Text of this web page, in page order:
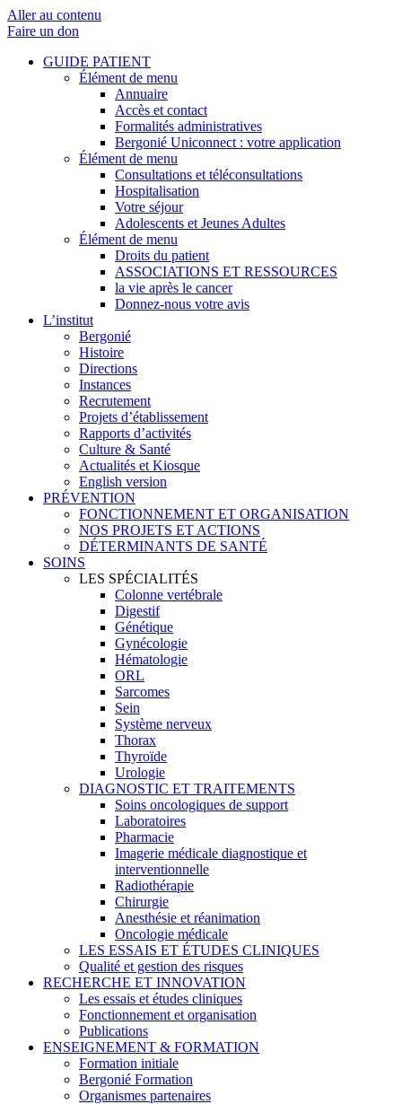
Aller au contenu
Faire un don
GUIDE PATIENT
Élément de menu
Annuaire
Accès et contact
Formalités administratives
Bergonié Uniconnect : votre application
Élément de menu
Consultations et téléconsultations
Hospitalisation
Votre séjour
Adolescents et Jeunes Adultes
Élément de menu
Droits du patient
ASSOCIATIONS ET RESSOURCES
la vie après le cancer
Donnez-nous votre avis
L’institut
Bergonié
Histoire
Directions
Instances
Recrutement
Projets d’établissement
Rapports d’activités
Culture & Santé
Actualités et Kiosque
English version
PRÉVENTION
FONCTIONNEMENT ET ORGANISATION
NOS PROJETS ET ACTIONS
DÉTERMINANTS DE SANTÉ
SOINS
LES SPÉCIALITÉS
Colonne vertébrale
Digestif
Génétique
Gynécologie
Hématologie
ORL
Sarcomes
Sein
Système nerveux
Thorax
Thyroïde
Urologie
DIAGNOSTIC ET TRAITEMENTS
Soins oncologiques de support
Laboratoires
Pharmacie
Imagerie médicale diagnostique et
interventionnelle
Radiothérapie
Chirurgie
Anesthésie et réanimation
Oncologie médicale
LES ESSAIS ET ÉTUDES CLINIQUES
Qualité et gestion des risques
RECHERCHE ET INNOVATION
Les essais et études cliniques
Fonctionnement et organisation
Publications
ENSEIGNEMENT & FORMATION
Formation initiale
Bergonié Formation
Organismes partenaires